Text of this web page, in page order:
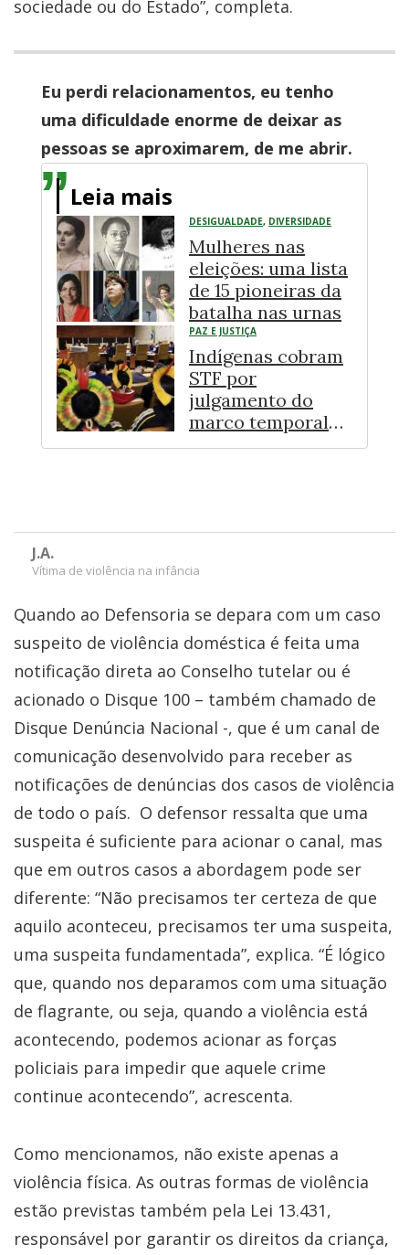
sociedade ou do Estado”, completa.
Eu perdi relacionamentos, eu tenho
uma dificuldade enorme de deixar as
pessoas se aproximarem, de me abrir.
Leia mais
DESIGUALDADE, DIVERSIDADE
Mulheres nas
eleições: uma lista
de 15 pioneiras da
batalha nas urnas
PAZ E JUSTIÇA
Indígenas cobram
STF por
julgamento do
marco temporal
no plenário
J.A.
Vítima de violência na infância
Quando ao Defensoria se depara com um caso
suspeito de violência doméstica é feita uma
notificação direta ao Conselho tutelar ou é
acionado o Disque 100 – também chamado de
Disque Denúncia Nacional -, que é um canal de
comunicação desenvolvido para receber as
notificações de denúncias dos casos de violência
de todo o país. O defensor ressalta que uma
suspeita é suficiente para acionar o canal, mas
que em outros casos a abordagem pode ser
diferente: “Não precisamos ter certeza de que
aquilo aconteceu, precisamos ter uma suspeita,
uma suspeita fundamentada”, explica. “É lógico
que, quando nos deparamos com uma situação
de flagrante, ou seja, quando a violência está
acontecendo, podemos acionar as forças
policiais para impedir que aquele crime
continue acontecendo”, acrescenta.
Como mencionamos, não existe apenas a
violência física. As outras formas de violência
estão previstas também pela Lei 13.431,
responsável por garantir os direitos da criança,